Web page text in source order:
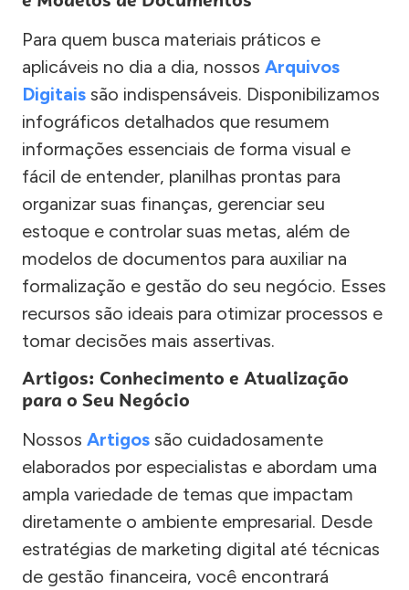
Para quem busca materiais práticos e
aplicáveis no dia a dia, nossos Arquivos
Digitais são indispensáveis. Disponibilizamos
infográficos detalhados que resumem
informações essenciais de forma visual e
fácil de entender, planilhas prontas para
organizar suas finanças, gerenciar seu
estoque e controlar suas metas, além de
modelos de documentos para auxiliar na
formalização e gestão do seu negócio. Esses
recursos são ideais para otimizar processos e
tomar decisões mais assertivas.
Artigos: Conhecimento e Atualização
para o Seu Negócio
Nossos Artigos são cuidadosamente
elaborados por especialistas e abordam uma
ampla variedade de temas que impactam
diretamente o ambiente empresarial. Desde
estratégias de marketing digital até técnicas
de gestão financeira, você encontrará